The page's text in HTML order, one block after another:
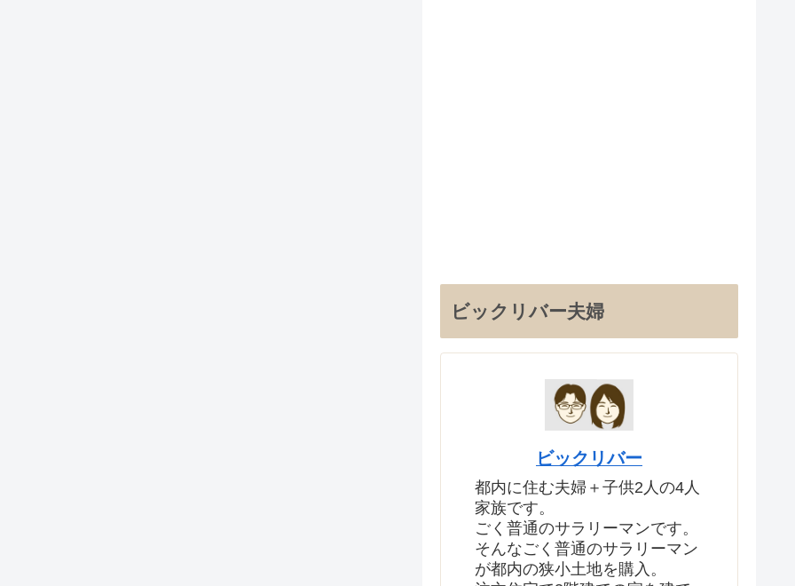
ビックリバー夫婦
ビックリバー
都内に住む夫婦＋子供2人の4人
家族です。
ごく普通のサラリーマンです。
そんなごく普通のサラリーマン
が都内の狭小土地を購入。